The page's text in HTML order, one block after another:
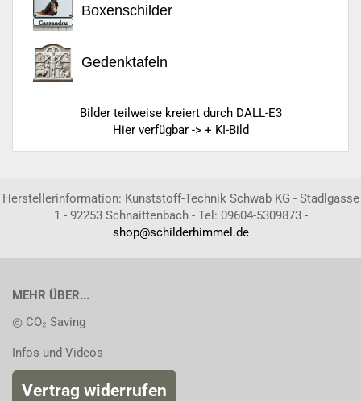
Boxenschilder
Gedenktafeln
Bilder teilweise kreiert durch DALL-E3
Hier verfügbar -> + KI-Bild
Herstellerinformation: Kunststoff-Technik Schwab KG - Stadlgasse
1 - 92253 Schnaittenbach - Tel: 09604-5309873 -
shop@schilderhimmel.de
MEHR ÜBER...
◎ CO₂ Saving
Infos und Videos
Vertrag widerrufen